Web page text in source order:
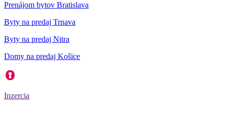
Prenájom bytov Bratislava
Byty na predaj Trnava
Byty na predaj Nitra
Domy na predaj Košice
Inzercia